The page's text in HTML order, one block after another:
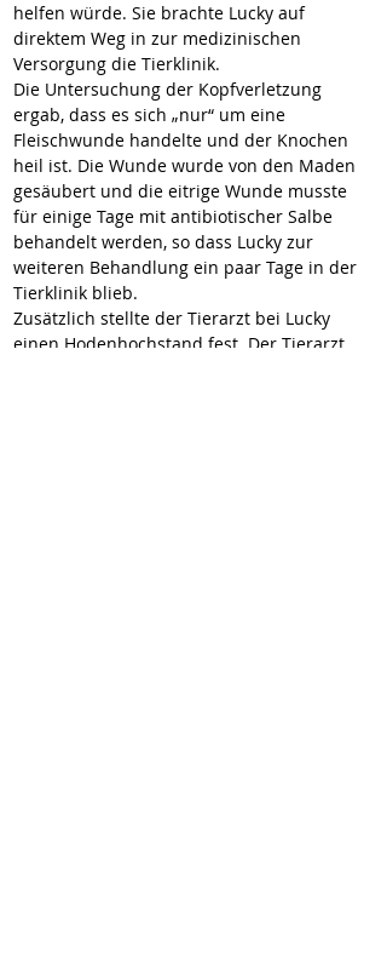
helfen würde. Sie brachte Lucky auf
direktem Weg in zur medizinischen
Versorgung die Tierklinik.
Die Untersuchung der Kopfverletzung
ergab, dass es sich „nur“ um eine
Fleischwunde handelte und der Knochen
heil ist. Die Wunde wurde von den Maden
gesäubert und die eitrige Wunde musste
für einige Tage mit antibiotischer Salbe
behandelt werden, so dass Lucky zur
weiteren Behandlung ein paar Tage in der
Tierklinik blieb.
Zusätzlich stellte der Tierarzt bei Lucky
einen Hodenhochstand fest. Der Tierarzt